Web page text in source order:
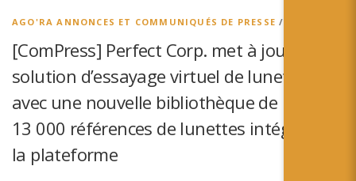
AGO'RA ANNONCES ET COMMUNIQUÉS DE PRESSE /
[ComPress] Perfect Corp. met à jour sa
solution d’essayage virtuel de lunettes
avec une nouvelle bibliothèque de plus de
13 000 références de lunettes intégrée à
la plateforme